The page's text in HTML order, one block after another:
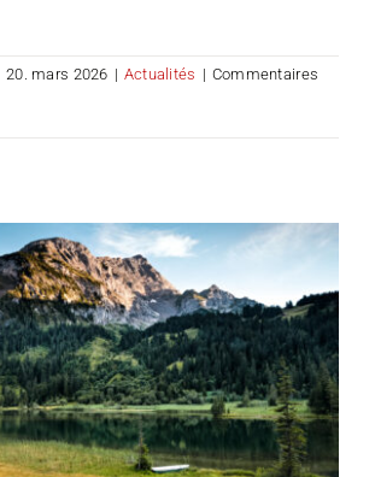
20. mars 2026 | Actualités | Commentaires